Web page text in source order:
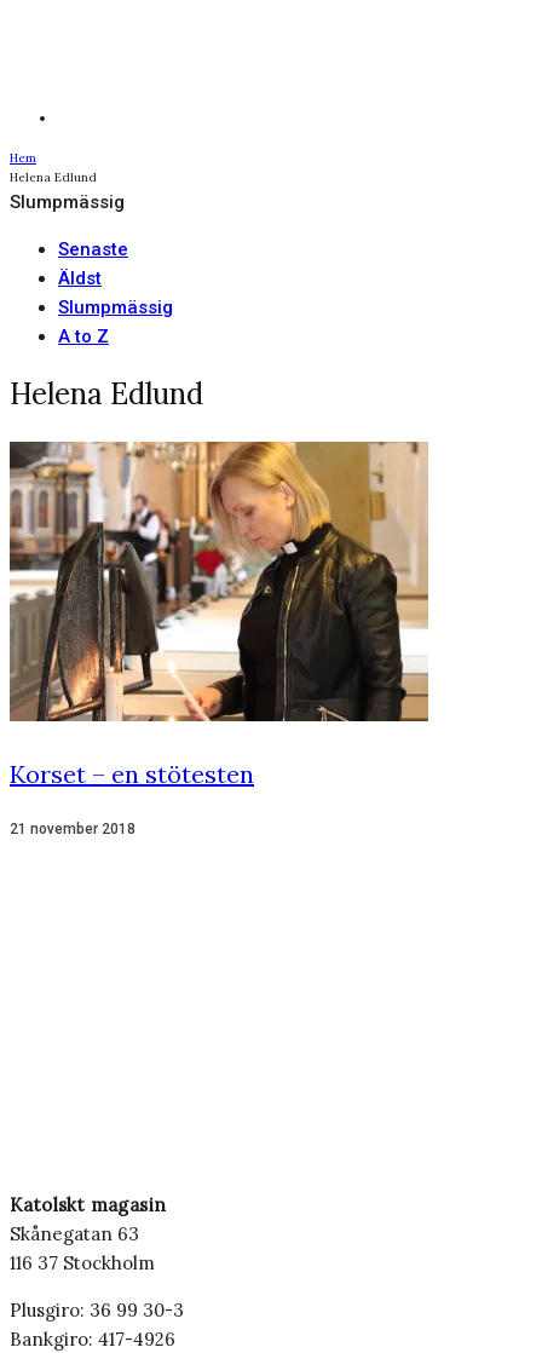
Hem
Helena Edlund
Slumpmässig
Senaste
Äldst
Slumpmässig
A to Z
Helena Edlund
Korset – en stötesten
21 november 2018
Katolskt magasin
Skånegatan 63
116 37 Stockholm
Plusgiro: 36 99 30-3
Bankgiro: 417-4926